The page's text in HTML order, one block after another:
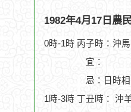
1982年4月17日農
0時-1時 丙子時：沖
宜：
忌：日時
1時-3時 丁丑時： 沖